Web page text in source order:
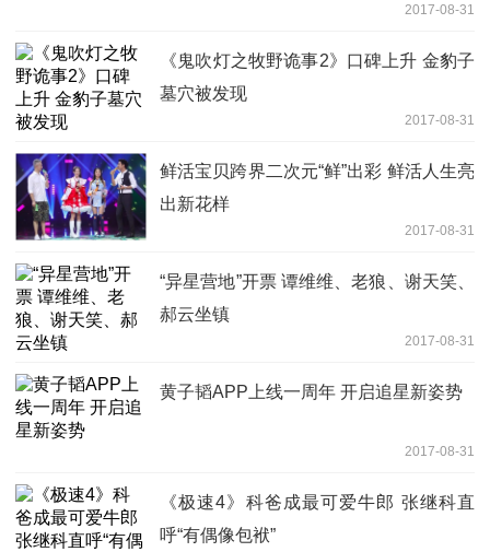
2017-08-31
《鬼吹灯之牧野诡事2》口碑上升 金豹子
墓穴被发现
2017-08-31
鲜活宝贝跨界二次元“鲜”出彩 鲜活人生亮
出新花样
2017-08-31
“异星营地”开票 谭维维、老狼、谢天笑、
郝云坐镇
2017-08-31
黄子韬APP上线一周年 开启追星新姿势
2017-08-31
《极速4》科爸成最可爱牛郎 张继科直
呼“有偶像包袱”